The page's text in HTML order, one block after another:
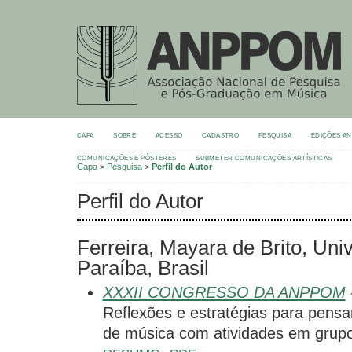
CAPA SOBRE ACESSO CADASTRO PESQUISA EDIÇÕES
COMUNICAÇÕES E PÔSTERES SUBMETER COMUNICAÇÕES ARTÍSTICAS
Capa > Pesquisa > Perfil do Autor
Perfil do Autor
Ferreira, Mayara de Brito,
Paraíba, Brasil
XXXII CONGRESSO DA ANPPOM
Reflexões e estratégias para
de música com atividades em